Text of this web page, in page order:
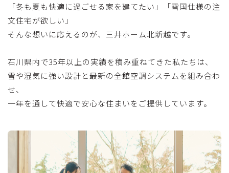
「冬も夏も快適に過ごせる家を建てたい」「雪国仕様の注
文住宅が欲しい」
そんな想いに応えるのが、三井ホーム北新越です。
石川県内で35年以上の実績を積み重ねてきた私たちは、
雪や湿気に強い設計と最新の全館空調システムを組み合わ
せ、
一年を通して快適で安心な住まいをご提供しています。